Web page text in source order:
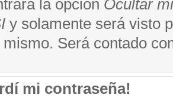
la opción Ocultar
y solamente será visto
mismo. Será contado
mi contraseña!